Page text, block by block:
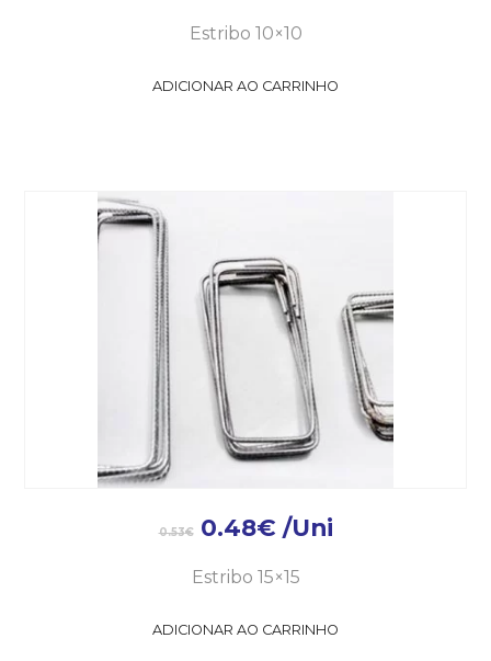
Estribo 10×10
ADICIONAR AO CARRINHO
0.53€ 0.48€ /Uni
Estribo 15×15
ADICIONAR AO CARRINHO